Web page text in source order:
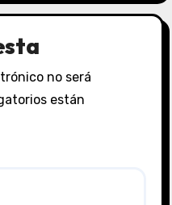
no será
están